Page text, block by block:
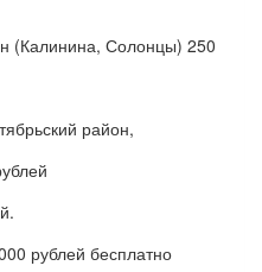
(Калинина, Солонцы) 250
район,
рублей бесплатно